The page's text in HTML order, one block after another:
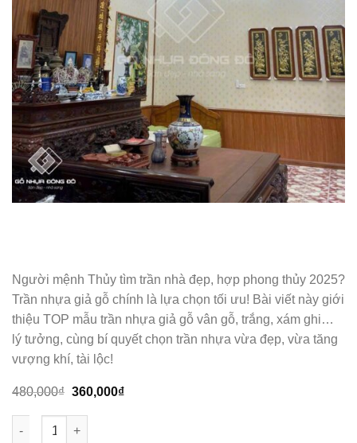
Người mệnh Thủy tìm trần nhà đẹp, hợp phong thủy 2025?
Trần nhựa giả gỗ chính là lựa chọn tối ưu! Bài viết này giới
thiệu TOP mẫu trần nhựa giả gỗ vân gỗ, trắng, xám ghi…
lý tưởng, cùng bí quyết chọn trần nhựa vừa đẹp, vừa tăng
vượng khí, tài lộc!
480,000₫ Giá
là:
480,000₫.
360,000₫Giá
Trần nhựa - trần nhựa giật cấp - M14 số lượng